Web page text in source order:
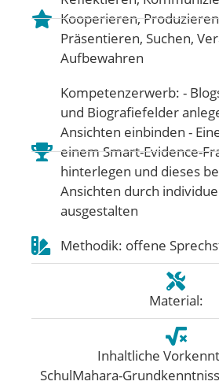
Kooperieren,
Präsentieren, Suchen,
Aufbewahren
Kompetenzerwerb: -
und Biografiefelder
Ansichten einbinden -
einem Smart-Evidence-
hinterlegen und dieses
Ansichten durch
ausgestalten
Methodik: offene
Material:
Inhaltliche
SchulMahara-